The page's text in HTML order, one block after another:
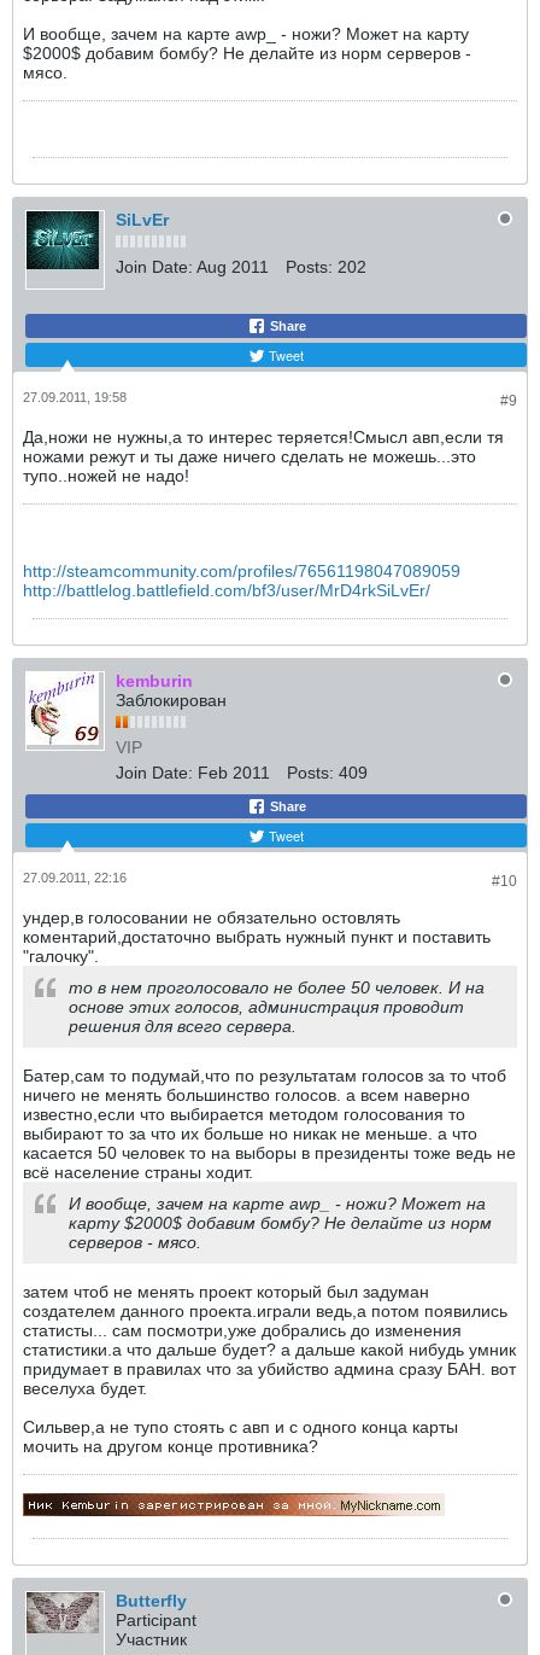
И вообще, зачем на карте awp_ - ножи? Может на карту
$2000$ добавим бомбу? Не делайте из норм серверов -
мясо.
SiLvEr
Join Date: Aug 2011 Posts: 202
Share
Tweet
#9
27.09.2011, 19:58
Да,ножи не нужны,а то интерес теряется!Смысл авп,если тя
ножами режут и ты даже ничего сделать не можешь...это
тупо..ножей не надо!
http://steamcommunity.com/profiles/76561198047089059
http://battlelog.battlefield.com/bf3/user/MrD4rkSiLvEr/
kemburin
Заблокирован
VIP
Join Date: Feb 2011 Posts: 409
Share
Tweet
#10
27.09.2011, 22:16
ундер,в голосовании не обязательно остовлять
коментарий,достаточно выбрать нужный пункт и поставить
"галочку".
то в нем проголосовало не более 50 человек. И на
основе этих голосов, администрация проводит
решения для всего сервера.
Батер,сам то подумай,что по результатам голосов за то чтоб
ничего не менять большинство голосов. а всем наверно
известно,если что выбирается методом голосования то
выбирают то за что их больше но никак не меньше. а что
касается 50 человек то на выборы в президенты тоже ведь не
всё население страны ходит.
И вообще, зачем на карте awp_ - ножи? Может на
карту $2000$ добавим бомбу? Не делайте из норм
серверов - мясо.
затем чтоб не менять проект который был задуман
создателем данного проекта.играли ведь,а потом появились
статисты... сам посмотри,уже добрались до изменения
статистики.а что дальше будет? а дальше какой нибудь умник
придумает в правилах что за убийство админа сразу БАН. вот
веселуха будет.
Сильвер,а не тупо стоять с авп и с одного конца карты
мочить на другом конце противника?
Butterfly
Participant
Участник